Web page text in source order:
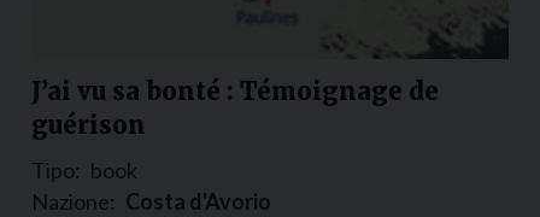
J’ai vu sa bonté : Témoignage de
guérison
Tipo: book
Nazione: Costa d'Avorio